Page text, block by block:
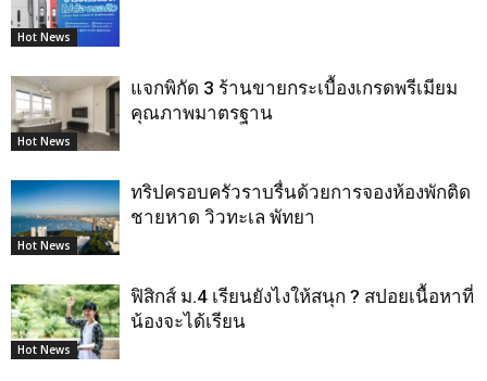
Hot News
Hot News
แจกพิกัด 3 ร้านขายกระเบื้องเกรดพรีเมียม
คุณภาพมาตรฐาน
Hot News
ทริปครอบครัวราบรื่นด้วยการจองห้องพักติด
ชายหาด วิวทะเล พัทยา
Hot News
ฟิสิกส์ ม.4 เรียนยังไงให้สนุก ? สปอยเนื้อหาที่
น้องจะได้เรียน